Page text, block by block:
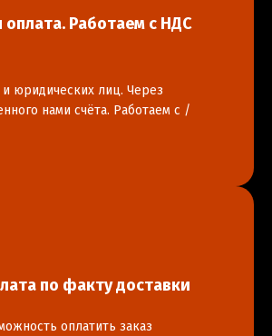
оплата. Работаем с НДС
юридических лиц. Через
нами счёта. Работаем с /
по факту доставки
оплатить заказ